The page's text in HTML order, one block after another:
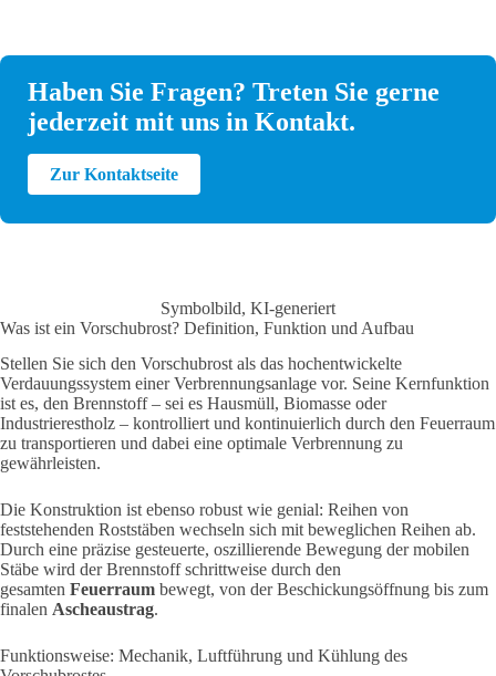
Haben Sie Fragen? Treten Sie gerne
jederzeit mit uns in Kontakt.
Zur Kontaktseite
Symbolbild, KI-generiert
Was ist ein Vorschubrost? Definition, Funktion und Aufbau
Stellen Sie sich den Vorschubrost als das hochentwickelte
Verdauungssystem einer Verbrennungsanlage vor. Seine Kernfunktion
ist es, den Brennstoff – sei es Hausmüll, Biomasse oder
Industrierestholz – kontrolliert und kontinuierlich durch den Feuerraum
zu transportieren und dabei eine optimale Verbrennung zu
gewährleisten.
Die Konstruktion ist ebenso robust wie genial: Reihen von
feststehenden Roststäben wechseln sich mit beweglichen Reihen ab.
Durch eine präzise gesteuerte, oszillierende Bewegung der mobilen
Stäbe wird der Brennstoff schrittweise durch den
gesamten Feuerraum bewegt, von der Beschickungsöffnung bis zum
finalen Ascheaustrag.
Funktionsweise: Mechanik, Luftführung und Kühlung des